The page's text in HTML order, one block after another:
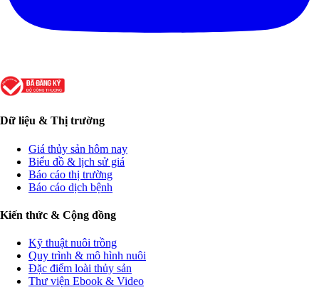
Dữ liệu & Thị trường
Giá thủy sản hôm nay
Biểu đồ & lịch sử giá
Báo cáo thị trường
Báo cáo dịch bệnh
Kiến thức & Cộng đồng
Kỹ thuật nuôi trồng
Quy trình & mô hình nuôi
Đặc điểm loài thủy sản
Thư viện Ebook & Video